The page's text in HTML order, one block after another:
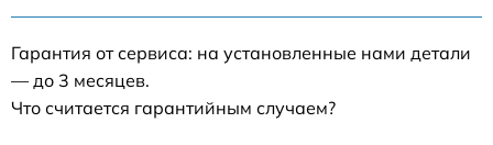
Гарантия от сервиса: на установленные нами детали
— до 3 месяцев.
Что считается гарантийным случаем?